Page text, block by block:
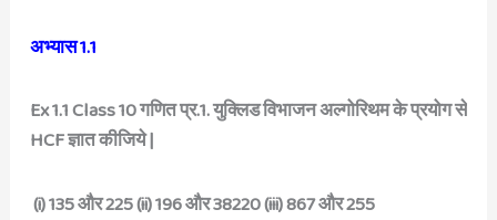
अभ्यास 1.1
Ex 1.1 Class 10 गणित प्र.1. युक्लिड विभाजन अल्गोरिथम के प्रयोग से
HCF ज्ञात कीजिये |
(i) 135 और 225 (ii) 196 और 38220 (iii) 867 और 255